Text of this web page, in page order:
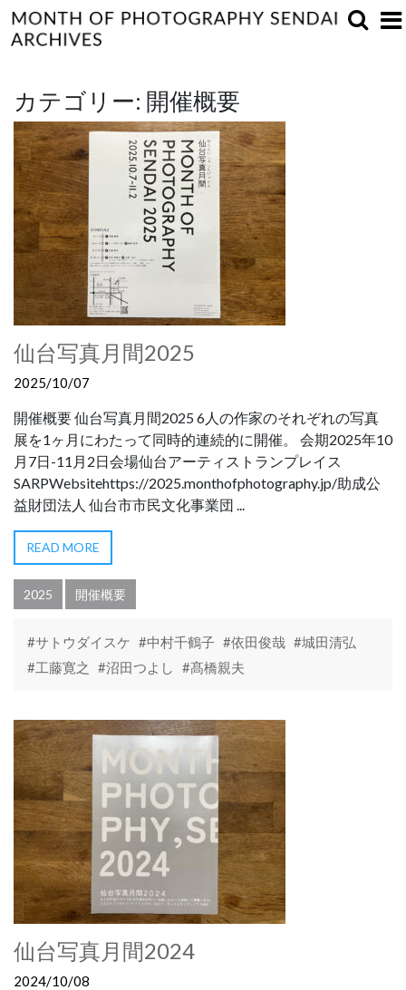
カテゴリー: 開催概要
仙台写真月間2025
2025/10/07
開催概要 仙台写真月間2025 6人の作家のそれぞれの写真
展を1ヶ月にわたって同時的連続的に開催。 会期2025年10
月7日-11月2日会場仙台アーティストランプレイス
SARPWebsitehttps://2025.monthofphotography.jp/助成公
益財団法人 仙台市市民文化事業団 ...
READ MORE
2025 開催概要
#サトウダイスケ #中村千鶴子 #依田俊哉 #城田清弘
#工藤寛之
#沼田つよし #髙橋親夫
仙台写真月間2024
2024/10/08